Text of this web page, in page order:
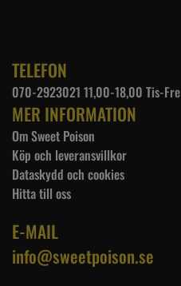
TELEFON
070-2923021 11,00-18,00 Tis-Fre
MER INFORMATION
Om Sweet Poison
Köp och leveransvillkor
Dataskydd och cookies
Hitta till oss
E-MAIL
info@sweetpoison.se